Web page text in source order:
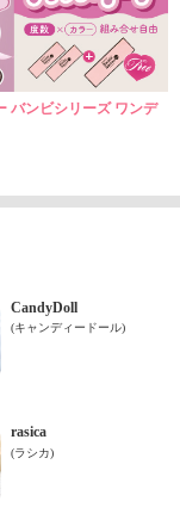
ンビシリーズ ワンデ